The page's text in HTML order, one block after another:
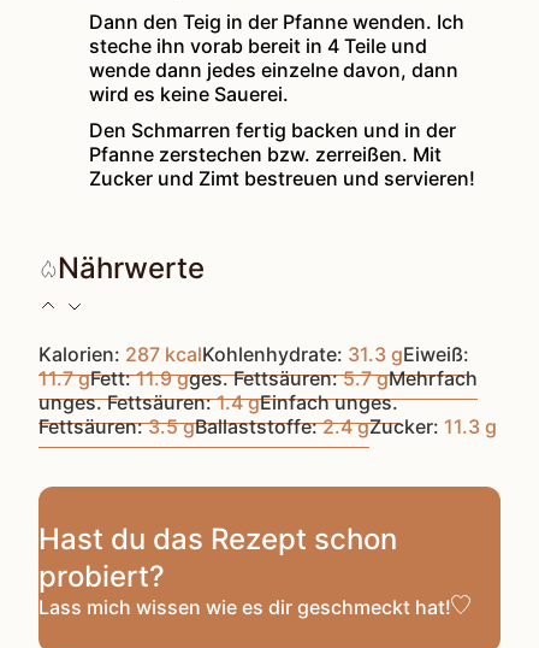
Dann den Teig in der Pfanne wenden. Ich
steche ihn vorab bereit in 4 Teile und
wende dann jedes einzelne davon, dann
wird es keine Sauerei.
Den Schmarren fertig backen und in der
Pfanne zerstechen bzw. zerreißen. Mit
Zucker und Zimt bestreuen und servieren!
Nährwerte
Kalorien: 287 kcalKohlenhydrate: 31.3 gEiweiß:
11.7 gFett:11.9 gges. Fettsäuren:5.7 gMehrfach
unges. Fettsäuren:1.4 gEinfach unges.
Fettsäuren:3.5 gBallaststoffe:2.4 gZucker: 11.3 g
Hast du das Rezept schon
probiert?
Lass mich wissen wie es dir geschmeckt hat!